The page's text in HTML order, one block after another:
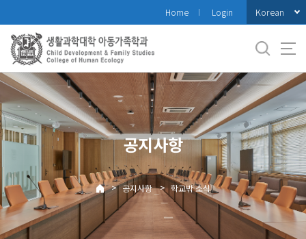
로
메
뉴
Home Login Korean
공지사항
> 공지사항 > 학교밖 소식